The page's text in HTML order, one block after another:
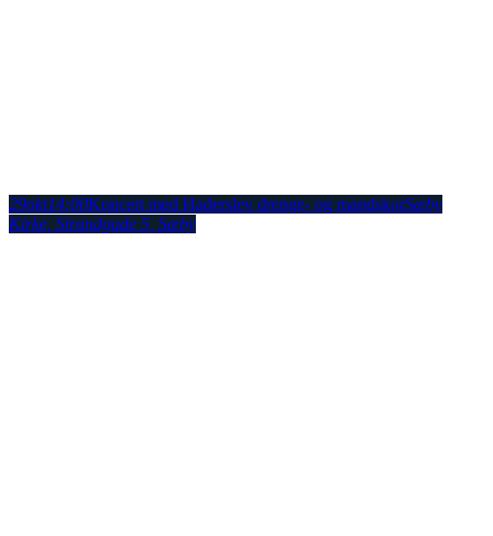
29okt14:00Koncert med Haderslev drenge- og mandskorSæby
Kirke , Strandgade 5, Sæby